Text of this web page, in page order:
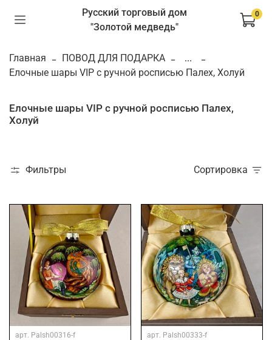
Русский торговый дом
"Золотой медведь"
0
Главная ПОВОД ДЛЯ ПОДАРКА
...
Елочные шары VIP с ручной росписью Палех, Холуй
Елочные шары VIP с ручной росписью Палех,
Холуй
Фильтры Сортировка
арт. Palsh00316-f арт. Palsh00333-f